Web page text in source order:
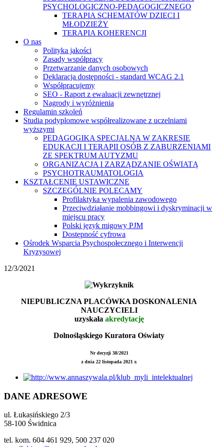
PSYCHOLOGICZNO-PEDAGOGICZNEGO
TERAPIA SCHEMATÓW DZIECI I
MŁODZIEŻY
TERAPIA KOHERENCJI
O nas
Polityka jakości
Zasady współpracy
Przetwarzanie danych osobowych
Deklaracja dostępności - standard WCAG 2.1
Współpracujemy
SEO - Raport z ewaluacji zewnętrznej
Nagrody i wyróżnienia
Regulamin szkoleń
Studia podyplomowe współrealizowane z uczelniami
wyższymi
PEDAGOGIKA SPECJALNA W ZAKRESIE
EDUKACJI I TERAPII OSÓB Z ZABURZENIAMI
ZE SPEKTRUM AUTYZMU
ORGANIZACJA I ZARZĄDZANIE OŚWIATĄ
PSYCHOTRAUMATOLOGIA
KSZTAŁCENIE USTAWICZNE
SZCZEGÓLNIE POLECAMY
Profilaktyka wypalenia zawodowego
Przeciwdziałanie mobbingowi i dyskryminacji w
miejscu pracy
Polski język migowy PJM
Dostępność cyfrowa
Ośrodek Wsparcia Psychospołecznego i Interwencji
Kryzysowej
12/3/2021
NIEPUBLICZNA PLACÓWKA DOSKONALENIA
NAUCZYCIELI
uzyskała akredytację
Dolnośląskiego Kuratora Oświaty
Nr decyzji 38/2021
z dnia 22 listopada 2021 r.
DANE ADRESOWE
ul. Łukasińskiego 2/3
58-100 Świdnica
tel. kom. 604 461 929, 500 237 020